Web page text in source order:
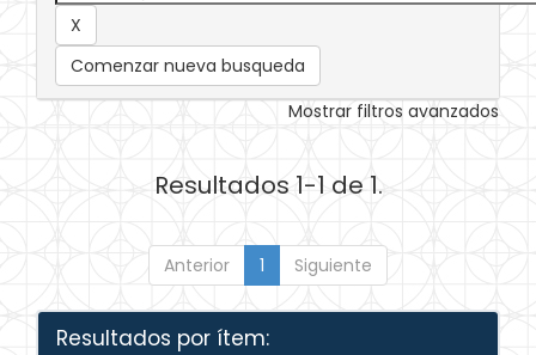
Comenzar nueva busqueda
Mostrar filtros avanzados
Resultados 1-1 de 1.
Anterior 1 Siguiente
Resultados por ítem: